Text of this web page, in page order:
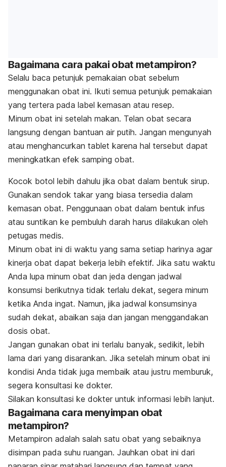
Bagaimana cara pakai obat metampiron?
Selalu baca petunjuk pemakaian obat sebelum
menggunakan obat ini. Ikuti semua petunjuk pemakaian
yang tertera pada label kemasan atau resep.
Minum obat ini setelah makan. Telan obat secara
langsung dengan bantuan air putih. Jangan mengunyah
atau menghancurkan tablet karena hal tersebut dapat
meningkatkan efek samping obat.
Kocok botol lebih dahulu jika obat dalam bentuk sirup.
Gunakan sendok takar yang biasa tersedia dalam
kemasan obat. Penggunaan obat dalam bentuk infus
atau suntikan ke pembuluh darah harus dilakukan oleh
petugas medis.
Minum obat ini di waktu yang sama setiap harinya agar
kinerja obat dapat bekerja lebih efektif. Jika satu waktu
Anda lupa minum obat dan jeda dengan jadwal
konsumsi berikutnya tidak terlalu dekat, segera minum
ketika Anda ingat. Namun, jika jadwal konsumsinya
sudah dekat, abaikan saja dan jangan menggandakan
dosis obat.
Jangan gunakan obat ini terlalu banyak, sedikit, lebih
lama dari yang disarankan. Jika setelah minum obat ini
kondisi Anda tidak juga membaik atau justru memburuk,
segera konsultasi ke dokter.
Silakan konsultasi ke dokter untuk informasi lebih lanjut.
Bagaimana cara menyimpan obat
metampiron?
Metampiron adalah salah satu obat yang sebaiknya
disimpan pada suhu ruangan. Jauhkan obat ini dari